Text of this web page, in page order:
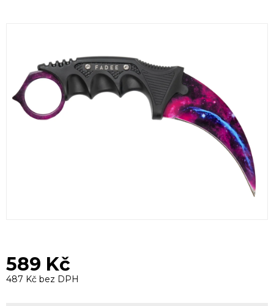
hvězdiček.
589 Kč
487 Kč bez DPH